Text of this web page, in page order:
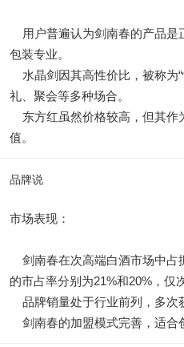
用户普遍认为剑南春的产品是
包装专业。
水晶剑因其高性价比，被称为
礼、聚会等多种场合。
东方红虽然价格较高，但其作
值。
品牌说
市场表现：
剑南春在次高端白酒市场中占
的市占率分别为21%和20%，仅
品牌销量处于行业前列，多次
剑南春的加盟模式完善，适合